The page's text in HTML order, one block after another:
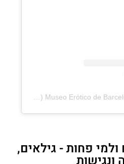
פחות - גילאים,